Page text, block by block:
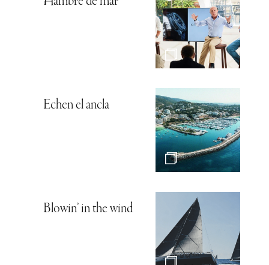
Echen el ancla
Blowin’ in the wind